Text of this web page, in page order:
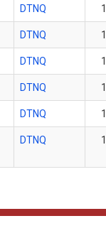
DTNQ
DTNQ
DTNQ
DTNQ
DTNQ
DTNQ